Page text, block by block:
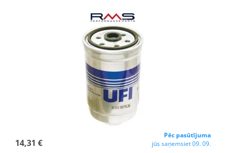
14,31 €
Pēc pasūtījuma
jūs saņemsiet 09. 09.